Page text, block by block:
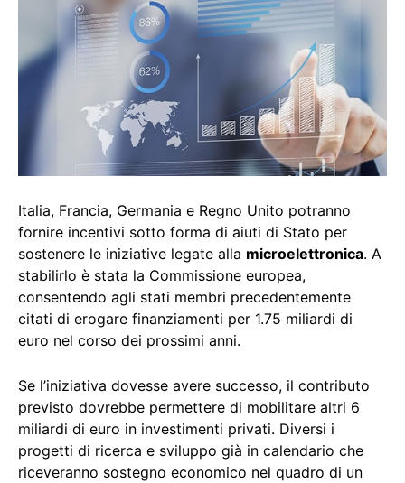
Italia, Francia, Germania e Regno Unito potranno
fornire incentivi sotto forma di aiuti di Stato per
sostenere le iniziative legate alla microelettronica. A
stabilirlo è stata la Commissione europea,
consentendo agli stati membri precedentemente
citati di erogare finanziamenti per 1.75 miliardi di
euro nel corso dei prossimi anni.
Se l’iniziativa dovesse avere successo, il contributo
previsto dovrebbe permettere di mobilitare altri 6
miliardi di euro in investimenti privati. Diversi i
progetti di ricerca e sviluppo già in calendario che
riceveranno sostegno economico nel quadro di un